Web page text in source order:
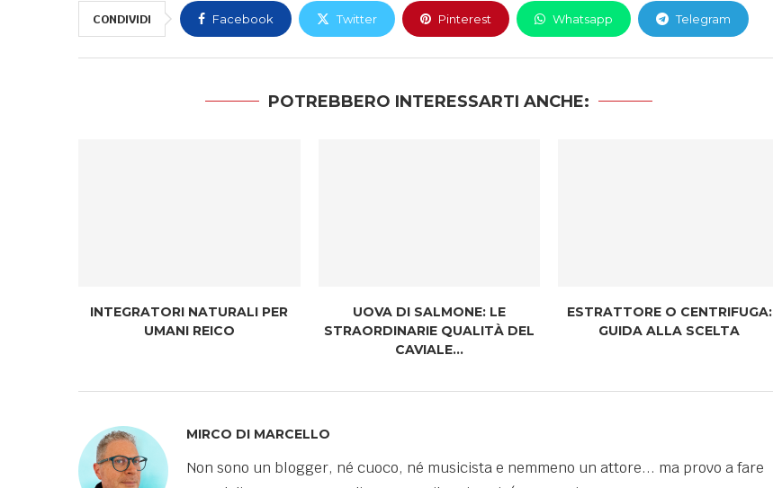
CONDIVIDI Facebook Twitter Pinterest Whatsapp Telegram
POTREBBERO INTERESSARTI ANCHE:
INTEGRATORI NATURALI PER
UMANI REICO
UOVA DI SALMONE: LE
STRAORDINARIE QUALITÀ DEL
CAVIALE...
ESTRATTORE O CENTRIFUGA:
GUIDA ALLA SCELTA
MIRCO DI MARCELLO
Non sono un blogger, né cuoco, né musicista e nemmeno un attore... ma provo a fare